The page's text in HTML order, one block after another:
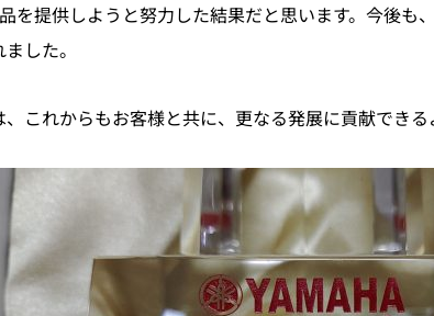
を提供しようと努力した結果だと思います。今後も
した。
これからもお客様と共に、更なる発展に貢献できる